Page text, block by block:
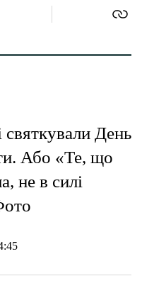
святкували День
Або «Те, що
не в силі